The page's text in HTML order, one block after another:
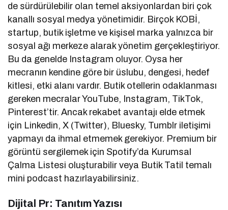
de sürdürülebilir olan temel aksiyonlardan biri çok
kanallı sosyal medya yönetimidir. Birçok KOBİ,
startup, butik işletme ve kişisel marka yalnızca bir
sosyal ağı merkeze alarak yönetim gerçekleştiriyor.
Bu da genelde Instagram oluyor. Oysa her
mecranın kendine göre bir üslubu, dengesi, hedef
kitlesi, etki alanı vardır. Butik otellerin odaklanması
gereken mecralar YouTube, Instagram, TikTok,
Pinterest’tir. Ancak rekabet avantajı elde etmek
için Linkedin, X (Twitter), Bluesky, Tumblr iletişimi
yapmayı da ihmal etmemek gerekiyor. Premium bir
görüntü sergilemek için Spotify’da Kurumsal
Çalma Listesi oluşturabilir veya Butik Tatil temalı
mini podcast hazırlayabilirsiniz.
Dijital Pr: Tanıtım Yazısı